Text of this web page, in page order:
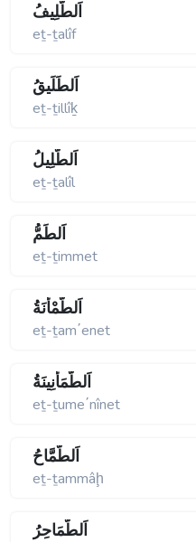
اَلطَّلِيفُ
eṯ-ṯalîf
اَلطِّلِّيقُ
eṯ-ṯillîḵ
اَلطَّلِيلُ
eṯ-ṯalîl
اَلطِّمُّ
eṯ-ṯimmet
اَلطَّمْأَنَةُ
eṯ-ṯam΄enet
اَلطُّمَأْنِينَةُ
eṯ-ṯume΄nînet
اَلطَّمَّاحُ
eṯ-ṯammâḩ
اَلطُّمَاحِرُ